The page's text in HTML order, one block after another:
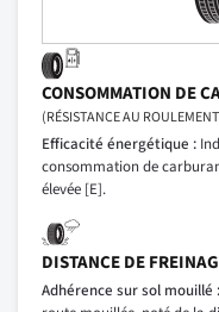
CONSOMMATION DE
(RÉSISTANCE AU
Efficacité énergétique :
consommation de
élevée [E].
DISTANCE DE
Adhérence sur sol mouillé :